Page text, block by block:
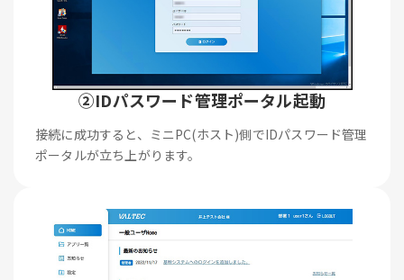
②IDパスワード管理ポータル起動
接続に成功すると、ミニPC(ホスト)側でIDパスワード管理
ポータルが立ち上がります。